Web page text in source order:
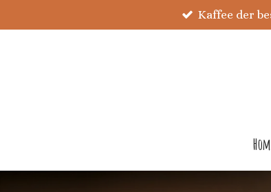
Hauptinhalt
Kaffee der